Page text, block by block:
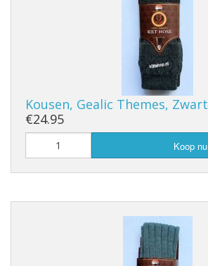
Kousen, Gealic Themes, Zwart
€24.95
Koop nu